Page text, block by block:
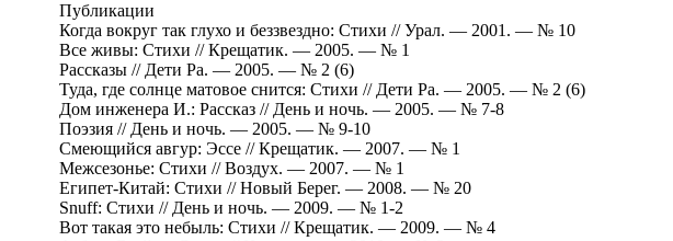
Публикации
Когда вокруг так глухо и беззвездно: Стихи // Урал. — 2001. — № 10
Все живы: Стихи // Крещатик. — 2005. — № 1
Рассказы // Дети Ра. — 2005. — № 2 (6)
Туда, где солнце матовое снится: Стихи // Дети Ра. — 2005. — № 2 (6)
Дом инженера И.: Рассказ // День и ночь. — 2005. — № 7-8
Поэзия // День и ночь. — 2005. — № 9-10
Смеющийся авгур: Эссе // Крещатик. — 2007. — № 1
Межсезонье: Стихи // Воздух. — 2007. — № 1
Египет-Китай: Стихи // Новый Берег. — 2008. — № 20
Snuff: Стихи // День и ночь. — 2009. — № 1-2
Вот такая это небыль: Стихи // Крещатик. — 2009. — № 4